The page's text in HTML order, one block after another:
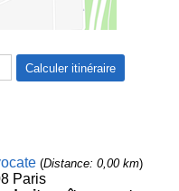
(Distance: 0,00 km)
Paris